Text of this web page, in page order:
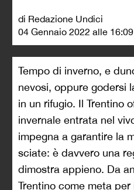
di Redazione Undici
04 Gennaio 2022 alle 16:09
Tempo di inverno, e
nevosi, oppure godersi
in un rifugio. Il Trentino
invernale entrata nel
impegna a garantire la
sciate: è davvero una
dimostra appieno. Da
Trentino come meta